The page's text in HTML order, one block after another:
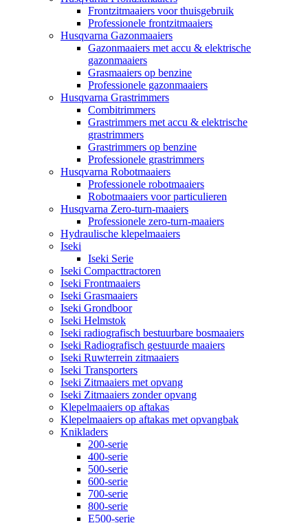
Frontzitmaaiers voor thuisgebruik
Professionele frontzitmaaiers
Husqvarna Gazonmaaiers
Gazonmaaiers met accu & elektrische
gazonmaaiers
Grasmaaiers op benzine
Professionele gazonmaaiers
Husqvarna Grastrimmers
Combitrimmers
Grastrimmers met accu & elektrische
grastrimmers
Grastrimmers op benzine
Professionele grastrimmers
Husqvarna Robotmaaiers
Professionele robotmaaiers
Robotmaaiers voor particulieren
Husqvarna Zero-turn-maaiers
Professionele zero-turn-maaiers
Hydraulische klepelmaaiers
Iseki
Iseki Serie
Iseki Compacttractoren
Iseki Frontmaaiers
Iseki Grasmaaiers
Iseki Grondboor
Iseki Helmstok
Iseki radiografisch bestuurbare bosmaaiers
Iseki Radiografisch gestuurde maaiers
Iseki Ruwterrein zitmaaiers
Iseki Transporters
Iseki Zitmaaiers met opvang
Iseki Zitmaaiers zonder opvang
Klepelmaaiers op aftakas
Klepelmaaiers op aftakas met opvangbak
Knikladers
200-serie
400-serie
500-serie
600-serie
700-serie
800-serie
E500-serie